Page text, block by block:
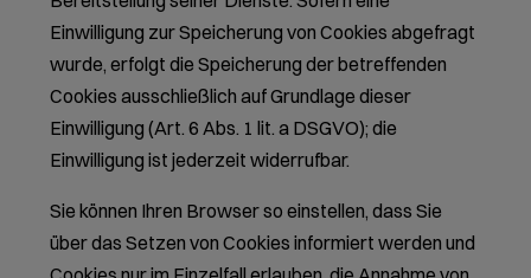
Einwilligung zur Speicherung von Cookies abgefragt
wurde, erfolgt die Speicherung der betreffenden
Cookies ausschließlich auf Grundlage dieser
Einwilligung (Art. 6 Abs. 1 lit. a DSGVO); die
Einwilligung ist jederzeit widerrufbar.
Sie können Ihren Browser so einstellen, dass Sie
über das Setzen von Cookies informiert werden und